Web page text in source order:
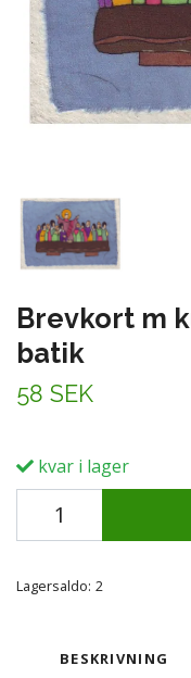
Brevkort m
batik
58 SEK
kvar i lager
Lagersaldo: 2
BESKRIVNING